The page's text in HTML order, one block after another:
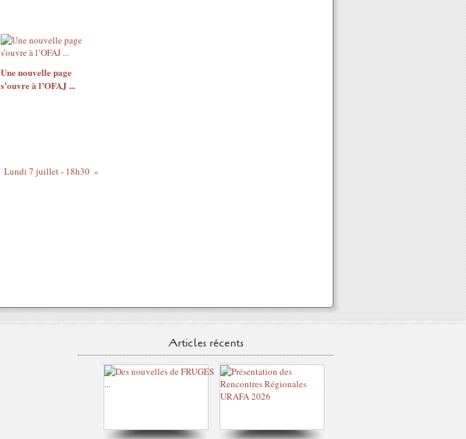
Une nouvelle page
s’ouvre à l’OFAJ ...
Lundi 7 juillet - 18h30
Articles récents